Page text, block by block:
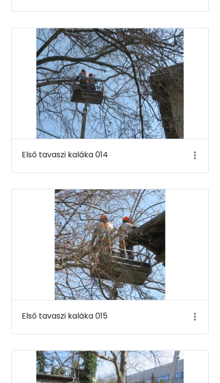
Első tavaszi kaláka 014
Első tavaszi kaláka 015